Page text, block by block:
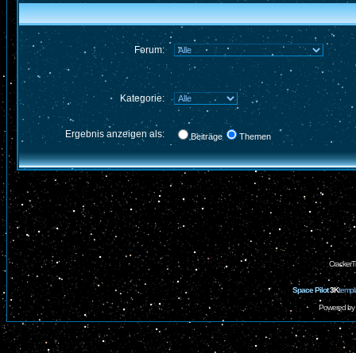
Forum:
Kategorie:
Ergebnis anzeigen als: Beiträge Themen
Space Pilot3K
Powered by